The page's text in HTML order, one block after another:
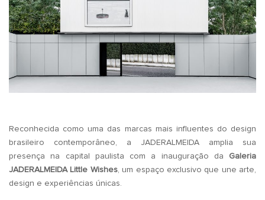
Reconhecida como uma das marcas mais influentes do design
brasileiro contemporâneo, a JADERALMEIDA amplia sua
presença na capital paulista com a inauguração da Galeria
JADERALMEIDA Little Wishes, um espaço exclusivo que une arte,
design e experiências únicas.